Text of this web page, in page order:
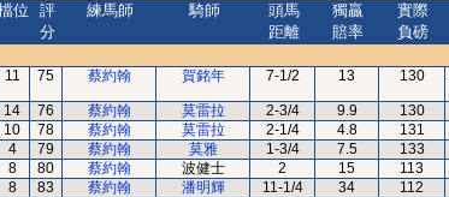
位
評
分
練馬師 騎師
頭馬
距離
獨贏
賠率
實際
負磅
11 75 蔡約翰 賀銘年 7-1/2 13 130
14 76 蔡約翰 莫雷拉 2-3/4 9.9 130
10 78 蔡約翰 莫雷拉 2-1/4 4.8 131
4 79 蔡約翰 莫雅 1-3/4 7.5 133
8 80 蔡約翰 波健士 2 15 113
8 83 蔡約翰 潘明輝 11-1/4 34 112